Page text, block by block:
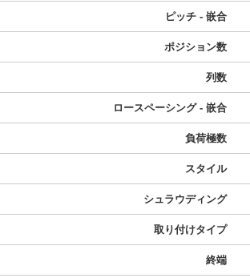
ピッチ - 嵌合
ポジション数
列数
ロースペーシング - 嵌合
負荷極数
スタイル
シュラウディング
取り付けタイプ
終端